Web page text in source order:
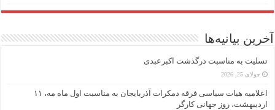
آخرین بیانیه‌ها
تسلیت به مناسبت درگذشت اکبرعبدی
جولای 25, 2026
اعلامیه هیات سیاسی فرقه دمکرات آذربایجان به مناسبت اول ماه مه، ۱۱
اردیبهشت، روز جهانی کارگر